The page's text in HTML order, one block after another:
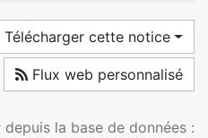
Télécharger cette notice
Flux web personnalisé
la base de données :